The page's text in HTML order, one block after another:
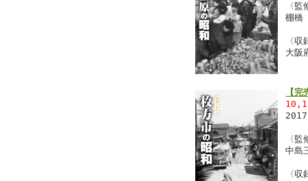
〈監
棚橋
〈
大阪
【
〈
中島
〈